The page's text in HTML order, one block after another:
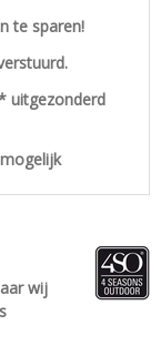
te sparen!
uitgezonderd
wij